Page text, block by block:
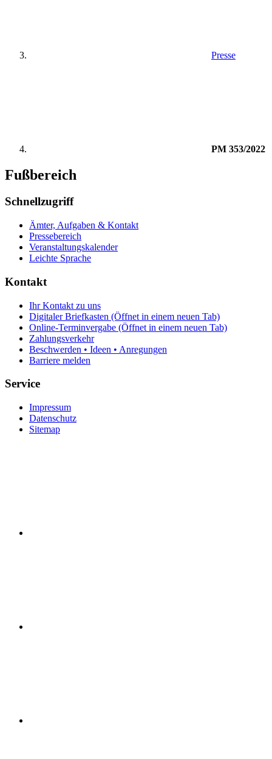
Presse
PM 353/2022
Fußbereich
Schnellzugriff
Ämter, Aufgaben & Kontakt
Pressebereich
Veranstaltungskalender
Leichte Sprache
Kontakt
Ihr Kontakt zu uns
Digitaler Briefkasten (Öffnet in einem neuen Tab)
Online-Terminvergabe (Öffnet in einem neuen Tab)
Zahlungsverkehr
Beschwerden • Ideen • Anregungen
Barriere melden
Service
Impressum
Datenschutz
Sitemap